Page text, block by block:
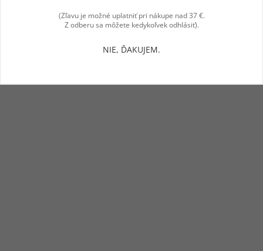
(Zľavu je možné uplatniť pri nákupe nad 37 €.
Z odberu sa môžete kedykoľvek odhlásiť).
NIE, ĎAKUJEM.